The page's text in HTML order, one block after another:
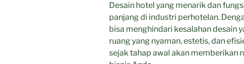
Desain hotel yang menarik dan
panjang di industri perhotelan.
bisa menghindari kesalahan desain
ruang yang nyaman, estetis, dan
sejak tahap awal akan memberikan